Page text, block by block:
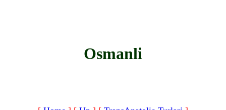
Osmanli